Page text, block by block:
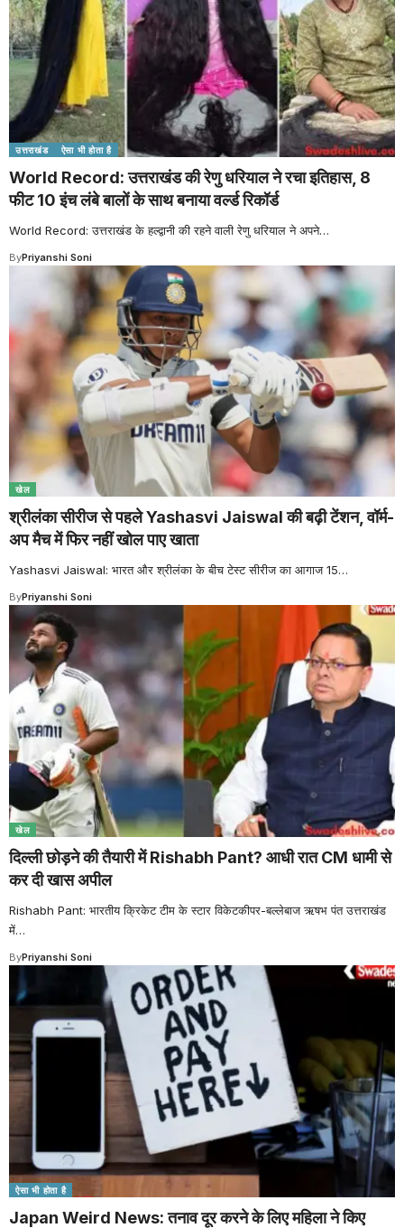
उत्तराखंड ऐसा भी होता है
World Record: उत्तराखंड की रेणु धरियाल ने रचा इतिहास, 8
फीट 10 इंच लंबे बालों के साथ बनाया वर्ल्ड रिकॉर्ड
World Record: उत्तराखंड के हल्द्वानी की रहने वाली रेणु धरियाल ने अपने…
ByPriyanshi Soni
खेल
श्रीलंका सीरीज से पहले Yashasvi Jaiswal की बढ़ी टेंशन, वॉर्म-
अप मैच में फिर नहीं खोल पाए खाता
Yashasvi Jaiswal: भारत और श्रीलंका के बीच टेस्ट सीरीज का आगाज 15…
ByPriyanshi Soni
खेल
दिल्ली छोड़ने की तैयारी में Rishabh Pant? आधी रात CM धामी से
कर दी खास अपील
Rishabh Pant: भारतीय क्रिकेट टीम के स्टार विकेटकीपर-बल्लेबाज ऋषभ पंत उत्तराखंड
में…
ByPriyanshi Soni
ऐसा भी होता है
Japan Weird News: तनाव दूर करने के लिए महिला ने किए